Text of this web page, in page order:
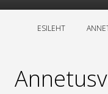
ESILEHT